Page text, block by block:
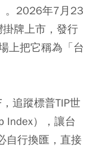
。2026年7月23
牌上市，發行
上把它稱為「台
追蹤標普TIP世
Index），讓台
自行換匯，直接